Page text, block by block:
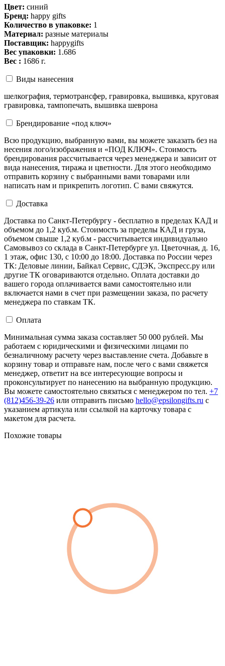
Цвет: синий
Бренд: happy gifts
Количество в упаковке: 1
Материал: разные материалы
Поставщик: happygifts
Вес упаковки: 1.686
Вес : 1686 г.
Виды нанесения
шелкография, термотрансфер, гравировка, вышивка, круговая
гравировка, тампопечать, вышивка шеврона
Брендирование «под ключ»
Всю продукцию, выбранную вами, вы можете заказать без на
несения лого/изображения и «ПОД КЛЮЧ». Стоимость
брендирования рассчитывается через менеджера и зависит от
вида нанесения, тиража и цветности. Для этого необходимо
отправить корзину с выбранными вами товарами или
написать нам и прикрепить логотип. С вами свяжутся.
Доставка
Доставка по Санкт-Петербургу - бесплатно в пределах КАД и
объемом до 1,2 куб.м. Стоимость за пределы КАД и груза,
объемом свыше 1,2 куб.м - рассчитывается индивидуально
Самовывоз со склада в Санкт-Петербурге ул. Цветочная, д. 16,
1 этаж, офис 130, с 10:00 до 18:00. Доставка по России через
ТК: Деловые линии, Байкал Сервис, СДЭК, Экспресс.ру или
другие ТК оговариваются отдельно. Оплата доставки до
вашего города оплачивается вами самостоятельно или
включается нами в счет при размещении заказа, по расчету
менеджера по ставкам ТК.
Оплата
Минимальная сумма заказа составляет 50 000 рублей. Мы
работаем с юридическими и физическими лицами по
безналичному расчету через выставление счета. Добавьте в
корзину товар и отправьте нам, после чего с вами свяжется
менеджер, ответит на все интересующие вопросы и
проконсультирует по нанесению на выбранную продукцию.
Вы можете самостоятельно связаться с менеджером по тел. +7
(812)456-39-26 или отправить письмо hello@epsilongifts.ru с
указанием артикула или ссылкой на карточку товара с
макетом для расчета.
Похожие товары